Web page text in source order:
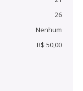
26
Nenhum
R$ 50,00